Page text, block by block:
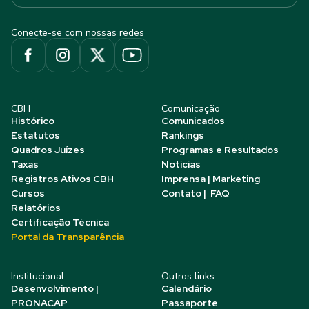
Conecte-se com nossas redes
CBH
Histórico
Estatutos
Quadros Juízes
Taxas
Registros Ativos CBH
Cursos
Relatórios
Certificação Técnica
Portal da Transparência
Comunicação
Comunicados
Rankings
Programas e Resultados
Notícias
Imprensa | Marketing
Contato | FAQ
Institucional
Desenvolvimento |
PRONACAP
Outros links
Calendário
Passaporte